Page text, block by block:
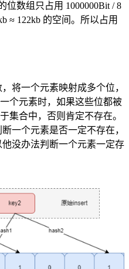
位数组只占用 1000000Bit / 8
≈ 122kb 的空间。所以占用
将一个元素映射成多个位，
个元素时，如果这些位都被
集合中，否则肯定不存在。
一个元素是否一定不存在，
没办法判断一个元素一定存